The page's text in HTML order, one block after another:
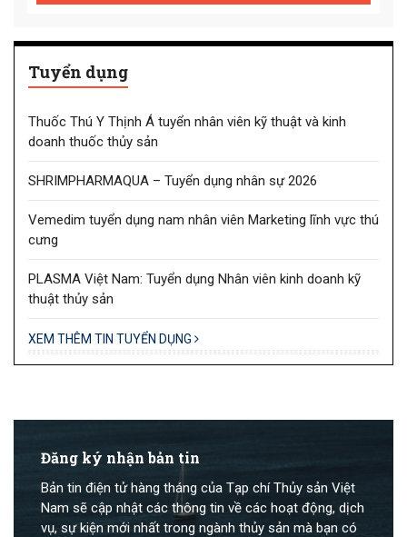
Tuyển dụng
Thuốc Thú Y Thịnh Á tuyển nhân viên kỹ thuật và kinh
doanh thuốc thủy sản
SHRIMPHARMAQUA – Tuyển dụng nhân sự 2026
Vemedim tuyển dụng nam nhân viên Marketing lĩnh vực thú
cưng
PLASMA Việt Nam: Tuyển dụng Nhân viên kinh doanh kỹ
thuật thủy sản
XEM THÊM TIN TUYỂN DỤNG
Đăng ký nhận bản tin
Bản tin điện tử hàng tháng của Tạp chí Thủy sản Việt
Nam sẽ cập nhật các thông tin về các hoạt động, dịch
vụ, sự kiện mới nhất trong ngành thủy sản mà bạn có